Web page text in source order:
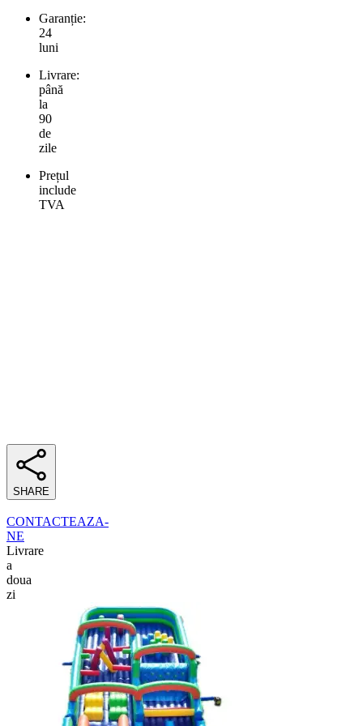
Garanție:
24
luni
Livrare:
până
la
90
de
zile
Prețul
include
TVA
SHARE
CONTACTEAZA-
NE
Livrare
a
doua
zi